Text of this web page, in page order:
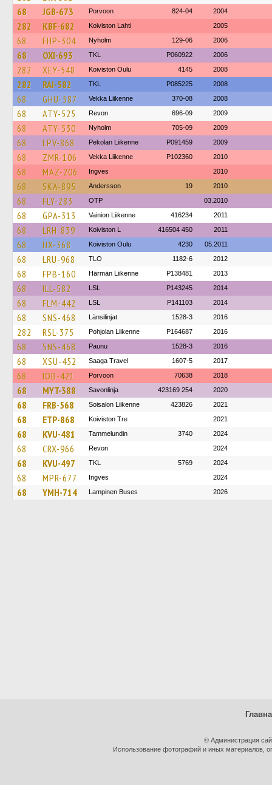
68
JGB-673 Porvoon 824-04 2004
282 KBF-682 Koiviston Lahti 2005
68 FHP-304 Nyholm 129-06 2006
68 OXI-693 TKL P060922 2006
282 XEY-548 Koiviston Oulu 4145 2008
282 RAI-582 TKL P085225 2008
68 GHU-587 Vekka Liikenne 370-08 2008
68 ATY-525 Revon 696-09 2009
68 ATY-530 Nyholm 705-09 2009
68 LPV-868 Pekolan Liikenne P091459 2009
68 ZMR-106 Vekka Liikenne P102360 2010
68 MAZ-206 Ingves 2010
68 SKA-895 Andersson 19 2010
68 FLY-283 OTP 03.2010
68 GPA-313 Vainion Liikenne 416234 2011
68 LRH-839 Koiviston L 416504 450 2011
68 IJX-368 Koiviston Oulu 4230 05.2011
68 LRU-968 TLO 1182-6 2012
68 FPB-160 Härmän Liikenne P138481 2013
68 ILL-582 LSL P143245 2014
68 FLM-442 LSL P141103 2014
68 SNS-468 Länsilinjat 1528-3 2016
282 RSL-375 Pohjolan Liikenne P164687 2016
68 SNS-468 Paunu 1528-3 2016
68 XSU-452 Saaga Travel 1607-5 2017
68 IOB-421 Porvoon 70638 2018
68 MYT-388 Savonlinja 423169 254 2020
68 FRB-568 Soisalon Liikenne 423826 2021
68 ETP-868 Koiviston Tre 2021
68 KVU-481 Tammelundin 3740 2024
68 CRX-966 Revon 2024
68 KVU-497 TKL 5769 2024
68 MPR-677 Ingves 2024
68 YMH-714 Lampinen Buses 2026
© Администрация
Использование фотографий и иных материалов,